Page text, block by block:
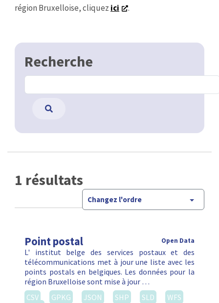
région Bruxelloise, cliquez ici .
Recherche
1 résultats
Changez l'ordre
Point postal Open Data
L' institut belge des services postaux et des
télécommunications met à jour une liste avec les
points postals en belgiques. Les données pour la
région Bruxelloise sont mise à jour …
CSV
GPKG JSON SHP SLD
WFS